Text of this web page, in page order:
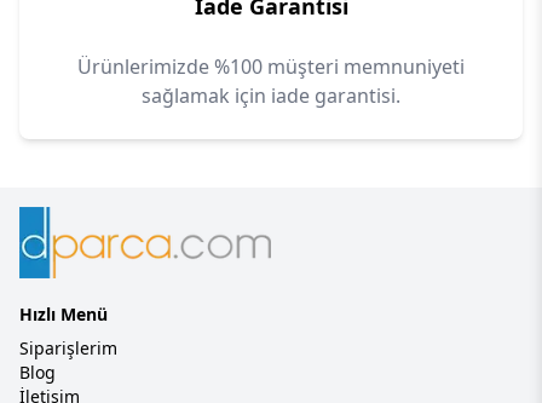
İade Garantisi
Ürünlerimizde %100 müşteri memnuniyeti
sağlamak için iade garantisi.
Hızlı Menü
Siparişlerim
Blog
İletişim